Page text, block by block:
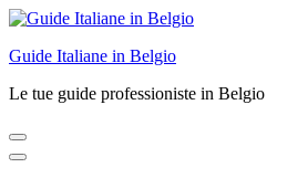
Skip
content
Enter)
Guide Italiane in Belgio
Le tue guide professioniste in Belgio